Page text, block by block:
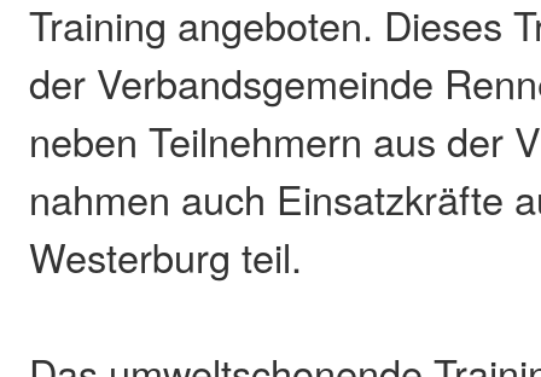
Training angeboten. Dieses
der Verbandsgemeinde
neben Teilnehmern aus der
nahmen auch Einsatzkräfte
Westerburg teil.